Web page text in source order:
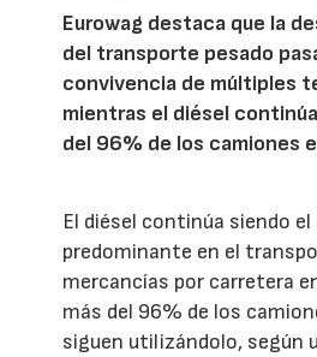
Eurowag destaca que la
del transporte pesado
convivencia de múltiples
mientras el diésel
del 96% de los camiones
El diésel continúa siendo
predominante en el
mercancías por carretera
más del 96% de los
siguen utilizándolo, según